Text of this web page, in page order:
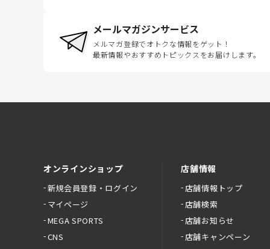
メールマガジンサービス
メルマガ登録でオトクな情報をゲット！
最新情報やおすすめトピックスをお届けします。
オンラインショップ
新規会員登録・ログイン
マイページ
MEGA SPORTS
CNS
店舗情報
店舗情報トップ
店舗検索
店舗お知らせ
店舗キャンペーン